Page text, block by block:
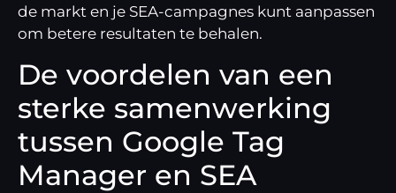
de markt en je SEA-campagnes kunt aanpassen
om betere resultaten te behalen.
De voordelen van een
sterke samenwerking
tussen Google Tag
Manager en SEA